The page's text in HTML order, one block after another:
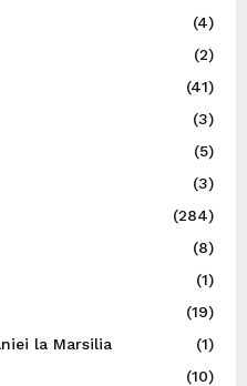
(4)
(2)
(41)
(3)
(5)
(3)
(284)
(8)
(1)
(19)
la Marsilia
(1)
(10)